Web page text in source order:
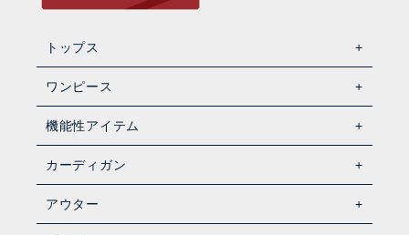
トップス
ワンピース
機能性アイテム
カーディガン
アウター